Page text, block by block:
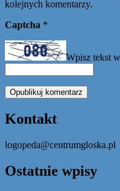
kolejnych komentarzy.
Captcha *
Wpisz tekst
Kontakt
logopeda@centrumgloska.pl
Ostatnie wpisy